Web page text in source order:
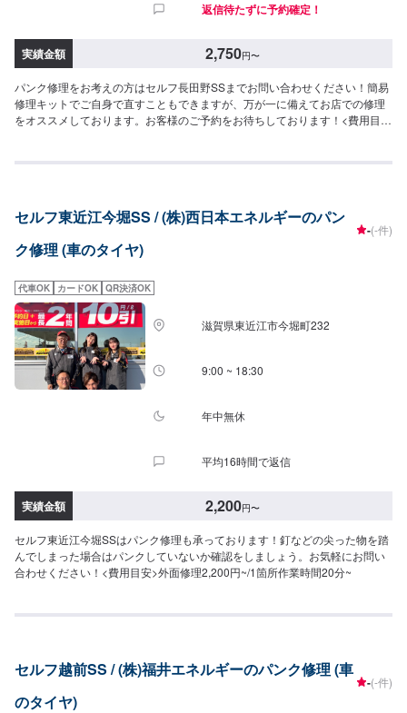
返信待たずに予約確定！
実績金額 2,750円〜
パンク修理をお考えの方はセルフ長田野SSまでお問い合わせください！簡易
修理キットでご自身で直すこともできますが、万が一に備えてお店での修理
をオススメしております。お客様のご予約をお待ちしております！<費用目安
セルフ東近江今堀SS / (株)西日本エネルギーのパン
ク修理 (車のタイヤ)
-(-件)
代車OK カードOK QR決済OK
滋賀県東近江市今堀町232
9:00 ~ 18:30
年中無休
平均16時間で返信
実績金額 2,200円〜
セルフ東近江今堀SSはパンク修理も承っております！釘などの尖った物を踏
んでしまった場合はパンクしていないか確認をしましょう。お気軽にお問い
合わせください！<費用目安>外面修理2,200円~/1箇所作業時間20分~
セルフ越前SS / (株)福井エネルギーのパンク修理 (車
のタイヤ)
-(-件)